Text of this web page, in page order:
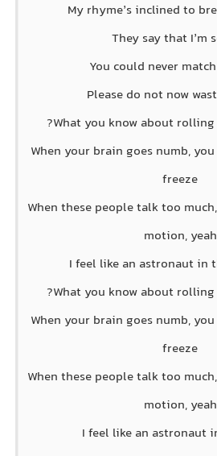
My rhyme’s inclined to
They say that I’m
You could never
Please do not now
What you know about rolling
When your brain goes numb,
freeze
When these people talk too
motion, yeah
I feel like an astronaut in
What you know about rolling
When your brain goes numb,
freeze
When these people talk too
motion, yeah
I feel like an astronaut